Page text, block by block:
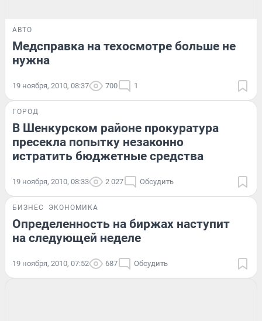
АВТО
Медсправка на техосмотре больше не
нужна
19 ноября, 2010, 08:37 700 1
ГОРОД
В Шенкурском районе прокуратура
пресекла попытку незаконно
истратить бюджетные средства
19 ноября, 2010, 08:33 2 027 Обсудить
БИЗНЕС ЭКОНОМИКА
Определенность на биржах наступит
на следующей неделе
19 ноября, 2010, 07:52 687 Обсудить